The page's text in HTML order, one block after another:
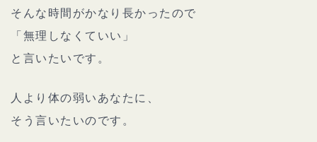
そんな時間がかなり長かったので
「無理しなくていい」
と言いたいです。
人より体の弱いあなたに、
そう言いたいのです。